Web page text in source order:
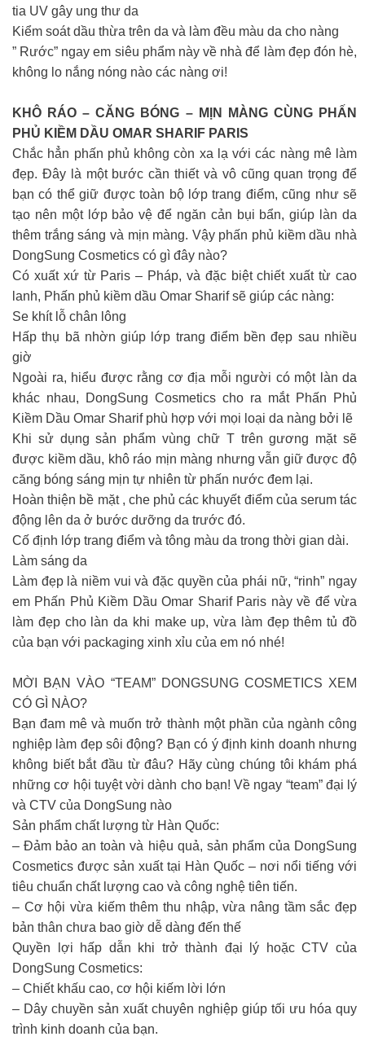
tia UV gây ung thư da
Kiểm soát dầu thừa trên da và làm đều màu da cho nàng
” Rước” ngay em siêu phẩm này về nhà để làm đẹp đón hè,
không lo nắng nóng nào các nàng ơi!
KHÔ RÁO – CĂNG BÓNG – MỊN MÀNG CÙNG PHẤN
PHỦ KIỀM DẦU OMAR SHARIF PARIS
Chắc hẳn phấn phủ không còn xa lạ với các nàng mê làm
đẹp. Đây là một bước cần thiết và vô cũng quan trọng để
bạn có thể giữ được toàn bộ lớp trang điểm, cũng như sẽ
tạo nên một lớp bảo vệ để ngăn cản bụi bẩn, giúp làn da
thêm trắng sáng và mịn màng. Vậy phấn phủ kiềm dầu nhà
DongSung Cosmetics có gì đây nào?
Có xuất xứ từ Paris – Pháp, và đặc biệt chiết xuất từ cao
lanh, Phấn phủ kiềm dầu Omar Sharif sẽ giúp các nàng:
Se khít lỗ chân lông
Hấp thụ bã nhờn giúp lớp trang điểm bền đẹp sau nhiều
giờ
Ngoài ra, hiểu được rằng cơ địa mỗi người có một làn da
khác nhau, DongSung Cosmetics cho ra mắt Phấn Phủ
Kiềm Dầu Omar Sharif phù hợp với mọi loại da nàng bởi lẽ
Khi sử dụng sản phẩm vùng chữ T trên gương mặt sẽ
được kiềm dầu, khô ráo mịn màng nhưng vẫn giữ được độ
căng bóng sáng mịn tự nhiên từ phấn nước đem lại.
Hoàn thiện bề mặt , che phủ các khuyết điểm của serum tác
động lên da ở bước dưỡng da trước đó.
Cố định lớp trang điểm và tông màu da trong thời gian dài.
Làm sáng da
Làm đẹp là niềm vui và đặc quyền của phái nữ, “rinh” ngay
em Phấn Phủ Kiềm Dầu Omar Sharif Paris này về để vừa
làm đẹp cho làn da khi make up, vừa làm đẹp thêm tủ đồ
của bạn với packaging xinh xỉu của em nó nhé!
MỜI BẠN VÀO “TEAM” DONGSUNG COSMETICS XEM
CÓ GÌ NÀO?
Bạn đam mê và muốn trở thành một phần của ngành công
nghiệp làm đẹp sôi động? Bạn có ý định kinh doanh nhưng
không biết bắt đầu từ đâu? Hãy cùng chúng tôi khám phá
những cơ hội tuyệt vời dành cho bạn! Về ngay “team” đại lý
và CTV của DongSung nào
Sản phẩm chất lượng từ Hàn Quốc:
– Đảm bảo an toàn và hiệu quả, sản phẩm của DongSung
Cosmetics được sản xuất tại Hàn Quốc – nơi nổi tiếng với
tiêu chuẩn chất lượng cao và công nghệ tiên tiến.
– Cơ hội vừa kiếm thêm thu nhập, vừa nâng tầm sắc đẹp
bản thân chưa bao giờ dễ dàng đến thế
Quyền lợi hấp dẫn khi trở thành đại lý hoặc CTV của
DongSung Cosmetics:
– Chiết khấu cao, cơ hội kiếm lời lớn
– Dây chuyền sản xuất chuyên nghiệp giúp tối ưu hóa quy
trình kinh doanh của bạn.